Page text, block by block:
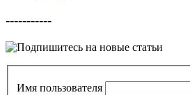
-----------
Имя пользователя